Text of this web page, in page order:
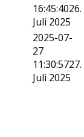
16:45:4026.
Juli 2025
2025-07-
27
11:30:5727.
Juli 2025